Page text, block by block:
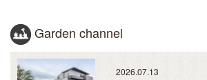
Garden channel
2026.07.13